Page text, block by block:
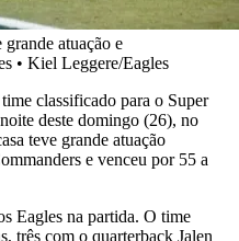
atuação e
• Kiel Leggere/Eagles
classificado para o Super
deste domingo (26), no
teve grande atuação
e venceu por 55 a
Eagles na partida. O time
três com o quarterback Jalen